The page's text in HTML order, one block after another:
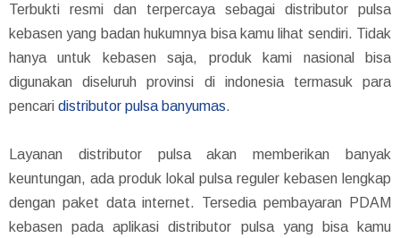
Terbukti resmi dan terpercaya sebagai distributor pulsa
kebasen yang badan hukumnya bisa kamu lihat sendiri. Tidak
hanya untuk kebasen saja, produk kami nasional bisa
digunakan diseluruh provinsi di indonesia termasuk para
pencari distributor pulsa banyumas.
Layanan distributor pulsa akan memberikan banyak
keuntungan, ada produk lokal pulsa reguler kebasen lengkap
dengan paket data internet. Tersedia pembayaran PDAM
kebasen pada aplikasi distributor pulsa yang bisa kamu